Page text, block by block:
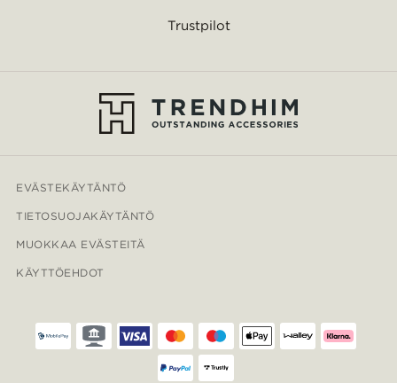
Trustpilot
EVÄSTEKÄYTÄNTÖ
TIETOSUOJAKÄYTÄNTÖ
MUOKKAA EVÄSTEITÄ
KÄYTTÖEHDOT